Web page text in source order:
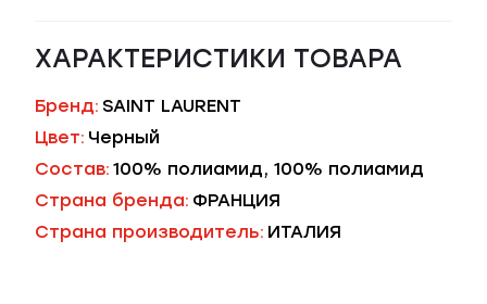
ХАРАКТЕРИСТИКИ ТОВАРА
Бренд: SAINT LAURENT
Цвет: Черный
Состав: 100% полиамид, 100% полиамид
Страна бренда: ФРАНЦИЯ
Страна производитель: ИТАЛИЯ